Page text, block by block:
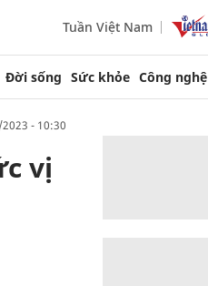
Tuần Việt Nam
Đời sống Sức khỏe Công nghệ
- 10:30
vị